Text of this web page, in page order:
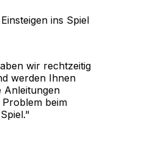
ins Spiel
wir rechtzeitig
werden Ihnen
Anleitungen
beim